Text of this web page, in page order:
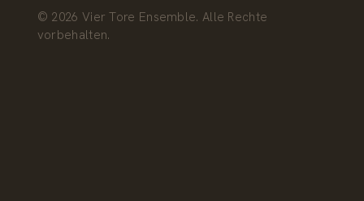
© 2026 Vier Tore Ensemble. Alle Rechte
vorbehalten.